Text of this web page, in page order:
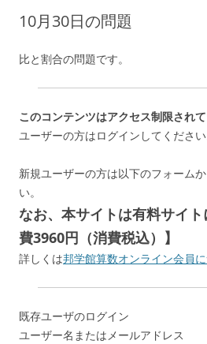
10月30日の問題
比と割合の問題です。
このコンテンツはアクセス制限されて
ユーザーの方はログインしてください
新規ユーザーの方は以下のフォーム
い。
なお、本サイトは有料サイ
費3960円（消費税込）】
詳しくは邦学館算数オンライン会員
既存ユーザのログイン
ユーザー名またはメールアドレス